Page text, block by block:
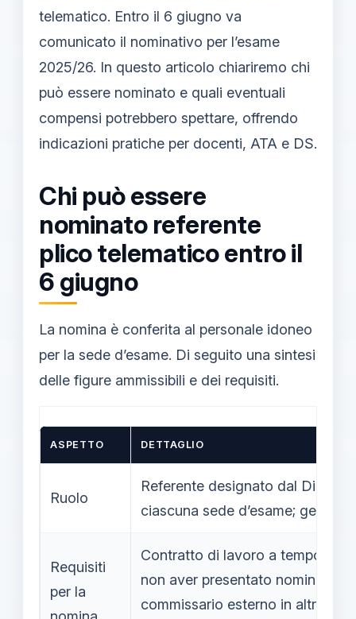
telematico. Entro il 6 giugno va
comunicato il nominativo per l’esame
2025/26. In questo articolo chiariremo chi
può essere nominato e quali eventuali
compensi potrebbero spettare, offrendo
indicazioni pratiche per docenti, ATA e DS.
Chi può essere
nominato referente
plico telematico entro il
6 giugno
La nomina è conferita al personale idoneo
per la sede d’esame. Di seguito una sintesi
delle figure ammissibili e dei requisiti.
ASPETTO DETTAGLIO
Ruolo
Referente designato dal
ciascuna sede d’esame;
Requisiti
per la
Contratto di lavoro a tempo
non aver presentato nomina in
commissario esterno in altra